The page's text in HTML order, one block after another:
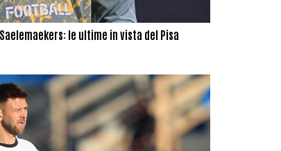
le ultime in vista del Pisa